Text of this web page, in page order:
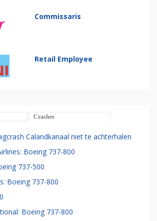
Commissaris
Retail Employee
Crashes
Calandkanaal niet te achterhalen
Boeing 737-800
737-500
Boeing 737-800
Boeing 737-800